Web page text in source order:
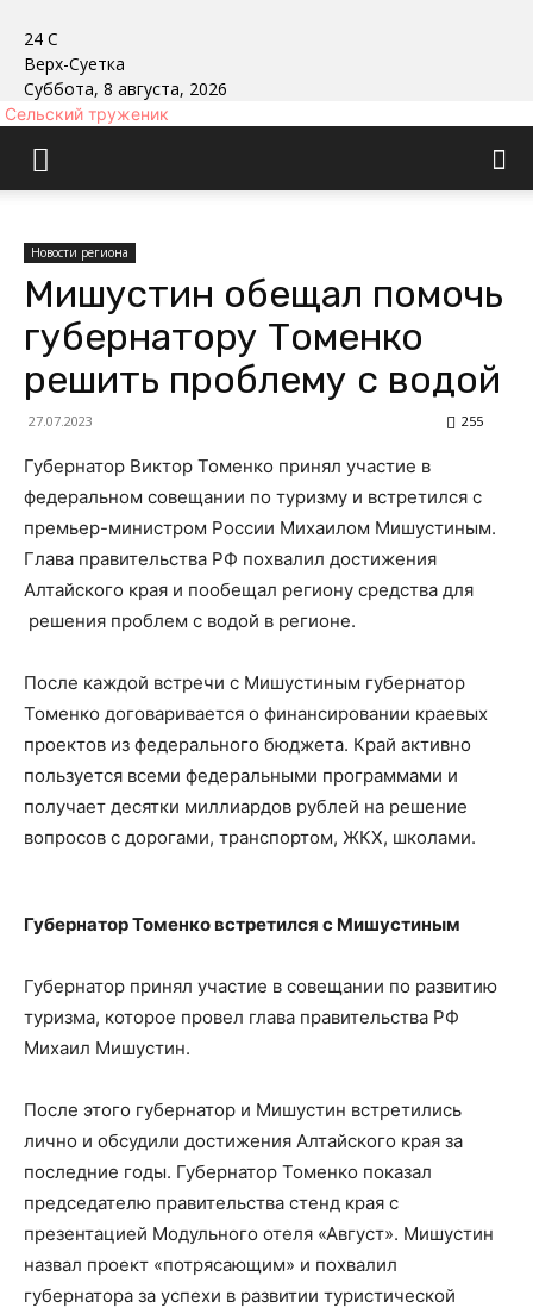
24 C
Верх-Суетка
Суббота, 8 августа, 2026
Сельский труженик
Новости региона
Мишустин обещал помочь
губернатору Томенко
решить проблему с водой
27.07.2023 255
Губернатор Виктор Томенко принял участие в
федеральном совещании по туризму и встретился с
премьер-министром России Михаилом Мишустиным.
Глава правительства РФ похвалил достижения
Алтайского края и пообещал региону средства для
решения проблем с водой в регионе.
После каждой встречи с Мишустиным губернатор
Томенко договаривается о финансировании краевых
проектов из федерального бюджета. Край активно
пользуется всеми федеральными программами и
получает десятки миллиардов рублей на решение
вопросов с дорогами, транспортом, ЖКХ, школами.
Губернатор Томенко встретился с Мишустиным
Губернатор принял участие в совещании по развитию
туризма, которое провел глава правительства РФ
Михаил Мишустин.
После этого губернатор и Мишустин встретились
лично и обсудили достижения Алтайского края за
последние годы. Губернатор Томенко показал
председателю правительства стенд края с
презентацией Модульного отеля «Август». Мишустин
назвал проект «потрясающим» и похвалил
губернатора за успехи в развитии туристической